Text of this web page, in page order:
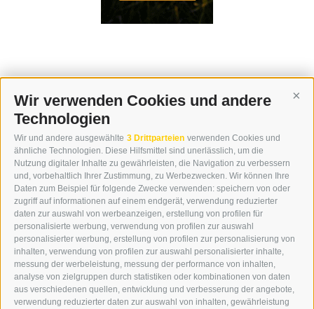
Wir verwenden Cookies und andere
Technologien
Wir und andere ausgewählte 3 Drittparteien verwenden Cookies und
ähnliche Technologien. Diese Hilfsmittel sind unerlässlich, um die
Nutzung digitaler Inhalte zu gewährleisten, die Navigation zu verbessern
und, vorbehaltlich Ihrer Zustimmung, zu Werbezwecken. Wir können Ihre
Daten zum Beispiel für folgende Zwecke verwenden: speichern von oder
zugriff auf informationen auf einem endgerät, verwendung reduzierter
daten zur auswahl von werbeanzeigen, erstellung von profilen für
personalisierte werbung, verwendung von profilen zur auswahl
personalisierter werbung, erstellung von profilen zur personalisierung von
inhalten, verwendung von profilen zur auswahl personalisierter inhalte,
messung der werbeleistung, messung der performance von inhalten,
analyse von zielgruppen durch statistiken oder kombinationen von daten
aus verschiedenen quellen, entwicklung und verbesserung der angebote,
verwendung reduzierter daten zur auswahl von inhalten, gewährleistung
KONTAKT
WIPP-MEDIA GMBH
DER ERKER
NEUSTADT 20A
I-39049 STERZING
TEL.: +39 0472 766876
GRAFIK@DERERKER.IT
INFO@DERERKER.IT
BARBARA.FONTANA@DERERKER.IT
DER ERKER